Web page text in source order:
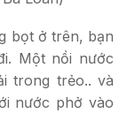
bọt ở trên, bạn
Một nồi nước
trong trẻo.. và
nước phở vào